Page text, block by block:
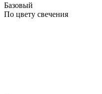
Базовый
По цвету свечения